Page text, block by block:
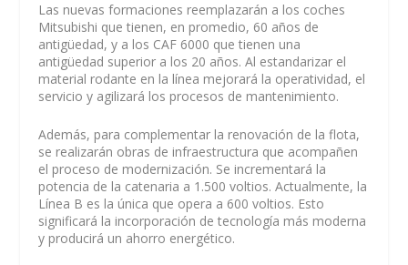
Las nuevas formaciones reemplazarán a los coches
Mitsubishi que tienen, en promedio, 60 años de
antigüedad, y a los CAF 6000 que tienen una
antigüedad superior a los 20 años. Al estandarizar el
material rodante en la línea mejorará la operatividad, el
servicio y agilizará los procesos de mantenimiento.
Además, para complementar la renovación de la flota,
se realizarán obras de infraestructura que acompañen
el proceso de modernización. Se incrementará la
potencia de la catenaria a 1.500 voltios. Actualmente, la
Línea B es la única que opera a 600 voltios. Esto
significará la incorporación de tecnología más moderna
y producirá un ahorro energético.